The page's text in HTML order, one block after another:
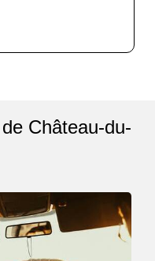
Château-du-